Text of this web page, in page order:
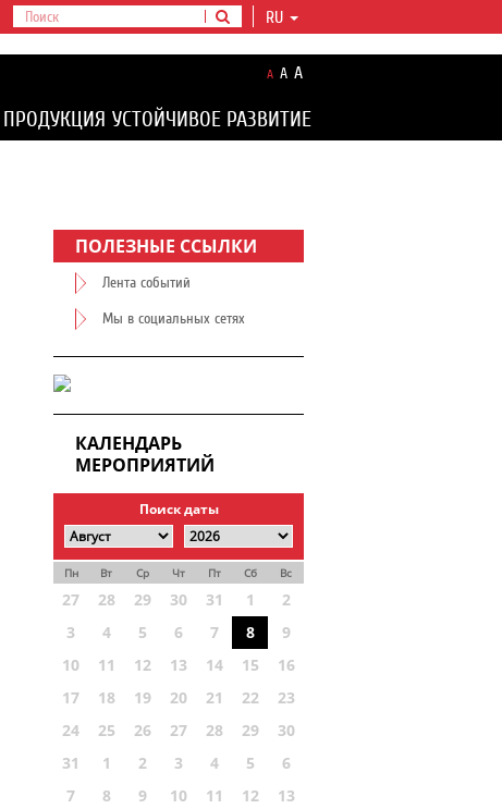
RU
A A A
ПРОДУКЦИЯ УСТОЙЧИВОЕ РАЗВИТИЕ
ПОЛЕЗНЫЕ ССЫЛКИ
Лента событий
Мы в социальных сетях
КАЛЕНДАРЬ
МЕРОПРИЯТИЙ
Поиск даты
Пн Вт Ср Чт Пт Сб Вс
27 28 29 30 31 1
2
3
4 5 6 7 8
9
10
11 12 13 14 15
16
17
18 19 20 21 22
23
24
25 26 27 28 29
30
31
1 2 3 4 5
6
7
8 9 10 11 12 13